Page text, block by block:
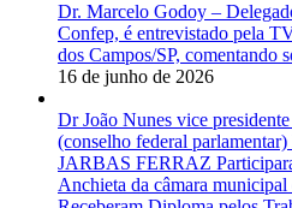
Dr. Marcelo Godoy –
Confep, é entrevistado pela
dos Campos/SP, comentando
16 de junho de 2026
Dr João Nunes vice
(conselho federal
JARBAS FERRAZ
Anchieta da câmara